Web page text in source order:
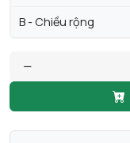
B - Chiều rộng